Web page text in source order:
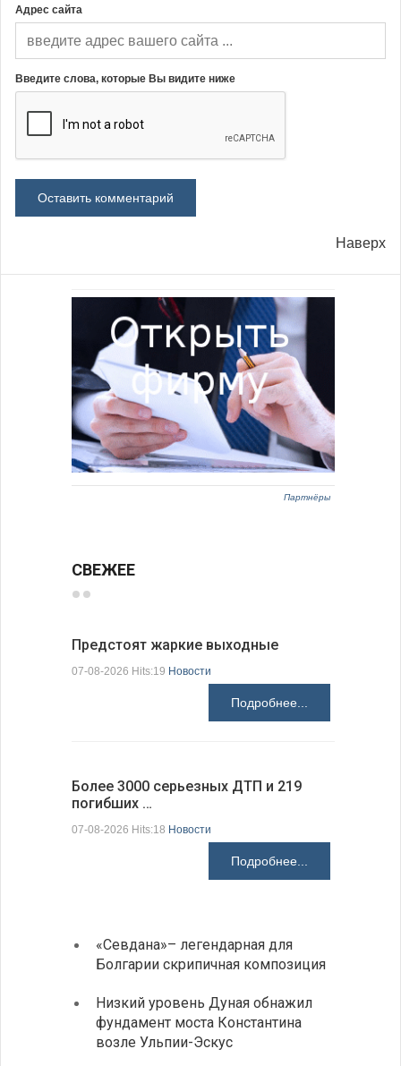
Адрес сайта
Введите слова, которые Вы видите ниже
Наверх
Партнёры
СВЕЖЕЕ
Предстоят жаркие выходные
07-08-2026 Hits:19 Новости
Подробнее...
Более 3000 серьезных ДТП и 219
погибших …
07-08-2026 Hits:18 Новости
Подробнее...
«Севдана»– легендарная для
Болгарии скрипичная композиция
Низкий уровень Дуная обнажил
фундамент моста Константина
возле Ульпии-Эскус